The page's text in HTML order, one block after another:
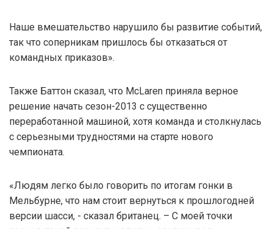
Наше вмешательство нарушило бы развитие событий,
так что соперникам пришлось бы отказаться от
командных приказов».
Также Баттон сказал, что McLaren приняла верное
решение начать сезон-2013 с существенно
переработанной машиной, хотя команда и столкнулась
с серьезными трудностями на старте нового
чемпионата.
«Людям легко было говорить по итогам гонки в
Мельбурне, что нам стоит вернуться к прошлогодней
версии шасси, - сказал британец. – С моей точки